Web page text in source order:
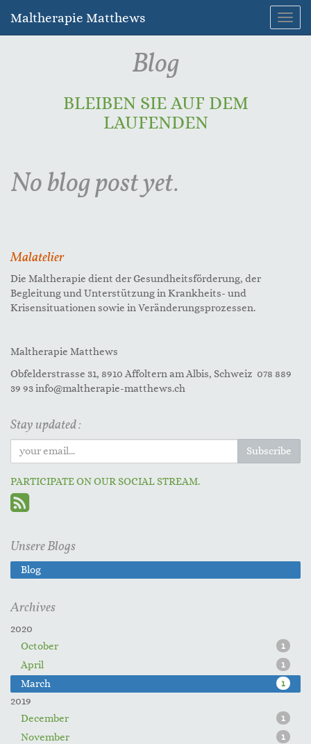
Maltherapie Matthews
Blog
BLEIBEN SIE AUF DEM
LAUFENDEN
No blog post yet.
Malatelier
Die Maltherapie dient der Gesundheitsförderung, der
Begleitung und Unterstützung in Krankheits- und
Krisensituationen sowie in Veränderungsprozessen.
Maltherapie Matthews
Obfelderstrasse 31, 8910 Affoltern am Albis, Schweiz 078 889
39 93 info@maltherapie-matthews.ch
Stay updated :
Subscribe
PARTICIPATE ON OUR SOCIAL STREAM.
Unsere Blogs
Blog
Archives
2020
October
1
April 1
March 1
2019
December
1
November 1